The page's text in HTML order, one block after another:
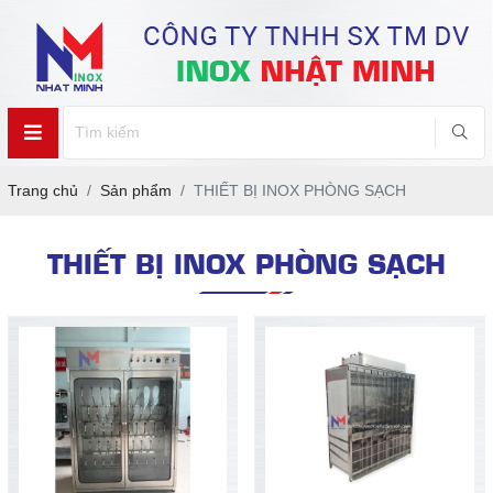
Trang chủ Sản phẩm THIẾT BỊ INOX PHÒNG SẠCH
THIẾT BỊ INOX PHÒNG SẠCH